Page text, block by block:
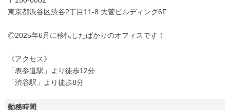
東京都渋谷区渋谷2丁目11-8 大菅ビルディング6F
◎2025年6月に移転したばかりのオフィスです！
《アクセス》
「表参道駅」より徒歩12分
「渋谷駅」より徒歩8分
勤務時間